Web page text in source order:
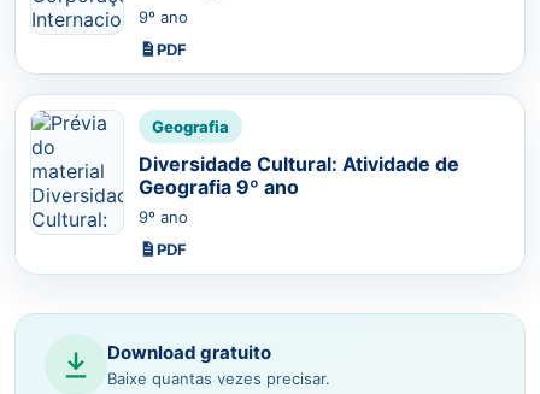
9º ano
PDF
Geografia
Diversidade Cultural: Atividade de
Geografia 9º ano
9º ano
PDF
Download gratuito
Baixe quantas vezes precisar.